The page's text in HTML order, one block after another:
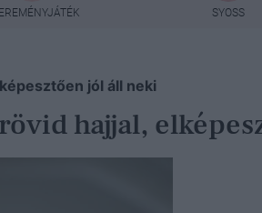
SYOSS
jól áll neki
hajjal,